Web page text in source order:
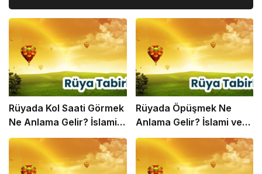
Hemen Tıklayın!
Rüyada Kol Saati Görmek
Ne Anlama Gelir? İslami
ve Psikolojik Rüya Tabiri
Rüyada Öpüşmek Ne
Anlama Gelir? İslami ve
Psikolojik Rüya Tabiri